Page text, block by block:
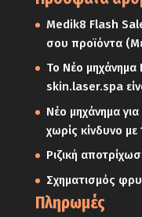
Medik8 Flash
σου προϊόντα
Το Νέο
skin.laser.spa
Νέο μηχάνημα
χωρίς κίνδυνο
Ριζική
Σχηματισμός
Πληρωμές